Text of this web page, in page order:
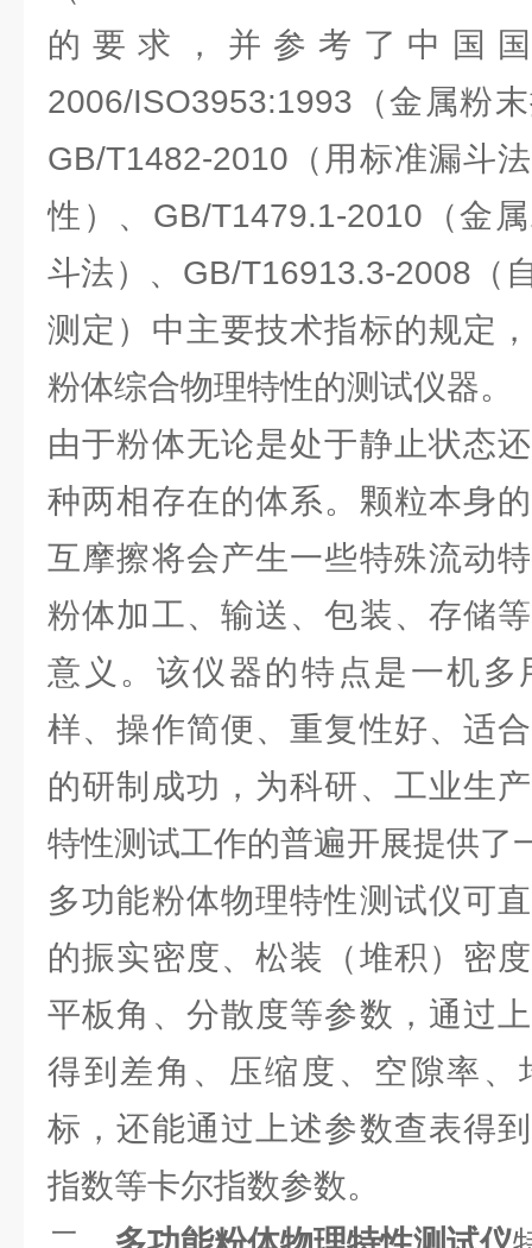
的要求，并参考了中国国
2006/ISO3953:1993（金属粉
GB/T1482-2010（用标准漏斗
性）、GB/T1479.1-2010（金
斗法）、GB/T16913.3-2008（
测定）中主要技术指标的规定
粉体综合物理特性的测试仪器。
由于粉体无论是处于静止状态
种两相存在的体系。颗粒本身
互摩擦将会产生一些特殊流动
粉体加工、输送、包装、存储
意义。该仪器的特点是一机多
样、操作简便、重复性好、适
的研制成功，为科研、工业生
特性测试工作的普遍开展提供了
多功能粉体物理特性测试仪可
的振实密度、松装（堆积）密
平板角、分散度等参数，通过
得到差角、压缩度、空隙率、
标，还能通过上述参数查表得
指数等卡尔指数参数。